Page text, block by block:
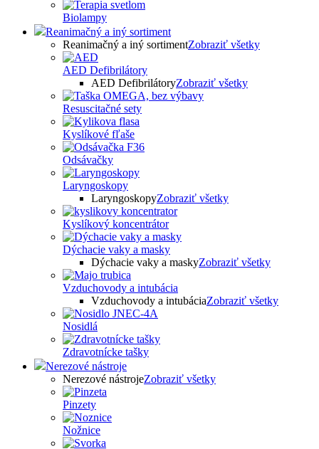
Biolampy
Reanimačný a iný sortiment
Reanimačný a iný sortimentZobraziť všetky
AED Defibrilátory
AED DefibrilátoryZobraziť všetky
Resuscitačné sety
Kyslíkové fľaše
Odsávačky
Laryngoskopy
LaryngoskopyZobraziť všetky
Kyslíkový koncentrátor
Dýchacie vaky a masky
Dýchacie vaky a maskyZobraziť všetky
Vzduchovody a intubácia
Vzduchovody a intubáciaZobraziť všetky
Nosidlá
Zdravotnícke tašky
Nerezové nástroje
Nerezové nástrojeZobraziť všetky
Pinzety
Nožnice